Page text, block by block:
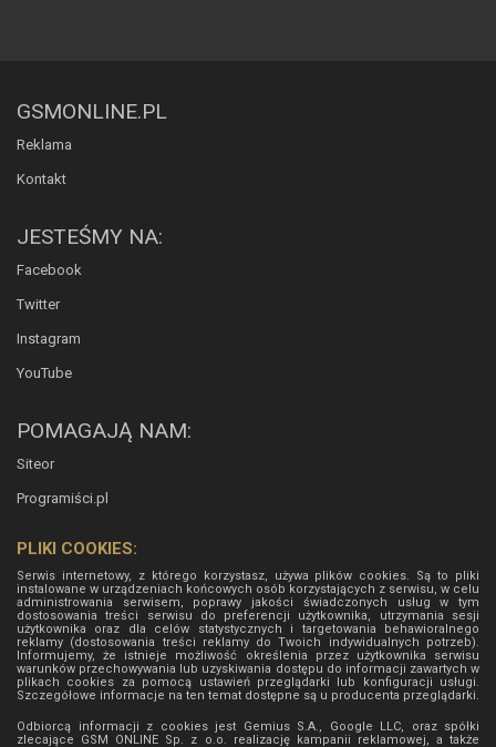
GSMONLINE.PL
Reklama
Kontakt
JESTEŚMY NA:
Facebook
Twitter
Instagram
YouTube
POMAGAJĄ NAM:
Siteor
Programiści.pl
PLIKI COOKIES:
Serwis internetowy, z którego korzystasz, używa plików cookies. Są to pliki
instalowane w urządzeniach końcowych osób korzystających z serwisu, w celu
administrowania serwisem, poprawy jakości świadczonych usług w tym
dostosowania treści serwisu do preferencji użytkownika, utrzymania sesji
użytkownika oraz dla celów statystycznych i targetowania behawioralnego
reklamy (dostosowania treści reklamy do Twoich indywidualnych potrzeb).
Informujemy, że istnieje możliwość określenia przez użytkownika serwisu
warunków przechowywania lub uzyskiwania dostępu do informacji zawartych w
plikach cookies za pomocą ustawień przeglądarki lub konfiguracji usługi.
Szczegółowe informacje na ten temat dostępne są u producenta przeglądarki.
Odbiorcą informacji z cookies jest Gemius S.A., Google LLC, oraz spółki
zlecające GSM ONLINE Sp. z o.o. realizację kampanii reklamowej, a także